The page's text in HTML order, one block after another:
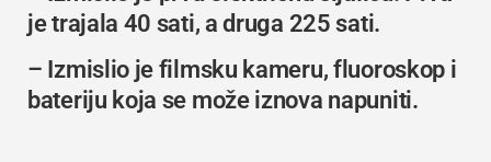
je trajala 40 sati, a druga 225 sati.
– Izmislio je filmsku kameru, fluoroskop i
bateriju koja se može iznova napuniti.